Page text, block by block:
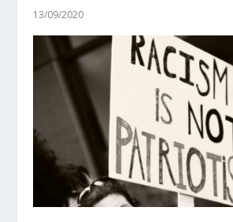
13/09/2020